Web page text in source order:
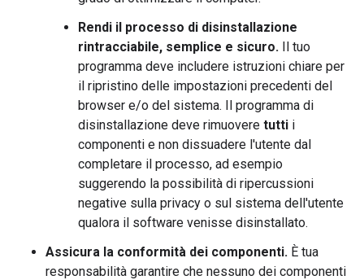
Rendi il processo di disinstallazione
rintracciabile, semplice e sicuro. Il tuo
programma deve includere istruzioni chiare per
il ripristino delle impostazioni precedenti del
browser e/o del sistema. Il programma di
disinstallazione deve rimuovere tutti i
componenti e non dissuadere l'utente dal
completare il processo, ad esempio
suggerendo la possibilità di ripercussioni
negative sulla privacy o sul sistema dell'utente
qualora il software venisse disinstallato.
Assicura la conformità dei componenti. È tua
responsabilità garantire che nessuno dei componenti